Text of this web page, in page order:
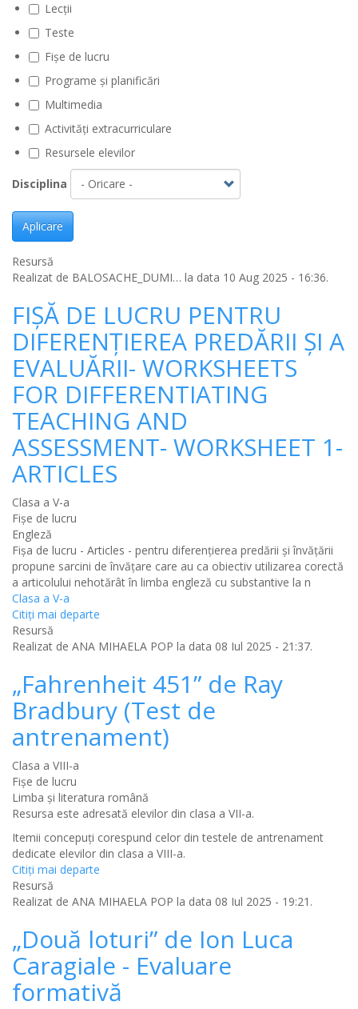
Lecții
Teste
Fișe de lucru
Programe și planificări
Multimedia
Activități extracurriculare
Resursele elevilor
Disciplina
Aplicare
Resursă
Realizat de BALOSACHE_DUMI… la data 10 Aug 2025 - 16:36.
FIȘĂ DE LUCRU PENTRU
DIFERENȚIEREA PREDĂRII ȘI A
EVALUĂRII- WORKSHEETS
FOR DIFFERENTIATING
TEACHING AND
ASSESSMENT- WORKSHEET 1-
ARTICLES
Clasa a V-a
Fișe de lucru
Engleză
Fișa de lucru - Articles - pentru diferențierea predării și învățării
propune sarcini de învățare care au ca obiectiv utilizarea corectă
a articolului nehotărât în limba engleză cu substantive la n
Clasa a V-a
Citiţi mai departe
Resursă
Realizat de ANA MIHAELA POP la data 08 Iul 2025 - 21:37.
„Fahrenheit 451” de Ray
Bradbury (Test de
antrenament)
Clasa a VIII-a
Fișe de lucru
Limba şi literatura română
Resursa este adresată elevilor din clasa a VII-a.
Itemii concepuți corespund celor din testele de antrenament
dedicate elevilor din clasa a VIII-a.
Citiţi mai departe
Resursă
Realizat de ANA MIHAELA POP la data 08 Iul 2025 - 19:21.
„Două loturi” de Ion Luca
Caragiale - Evaluare
formativă